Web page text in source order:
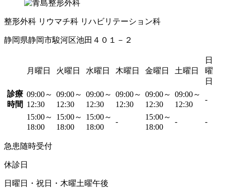
整形外科 リウマチ科 リハビリテーション科
静岡県静岡市駿河区池田４０１－２
月曜日 火曜日 水曜日 木曜日 金曜日 土曜日
日
曜
日
診療
時間
09:00～
12:30
09:00～
12:30
09:00～
12:30
09:00～
12:30
09:00～
12:30
09:00～
12:30
-
15:00～
18:00
15:00～
18:00
15:00～
18:00
-
15:00～
18:00
- -
急患随時受付
休診日
日曜日・祝日・木曜土曜午後